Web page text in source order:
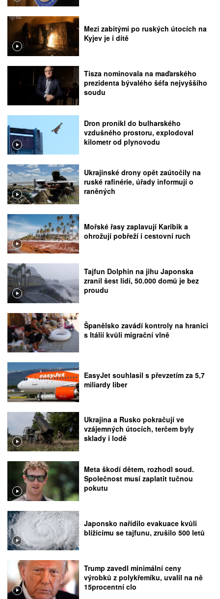
Mezi zabitými po ruských útocích na
Kyjev je i dítě
Tisza nominovala na maďarského
prezidenta bývalého šéfa nejvyššího
soudu
Dron pronikl do bulharského
vzdušného prostoru, explodoval
kilometr od plynovodu
Ukrajinské drony opět zaútočily na
ruské rafinérie, úřady informují o
raněných
Mořské řasy zaplavují Karibik a
ohrožují pobřeží i cestovní ruch
Tajfun Dolphin na jihu Japonska
zranil šest lidí, 50.000 domů je bez
proudu
Španělsko zavádí kontroly na hranici
s Itálií kvůli migrační vlně
EasyJet souhlasil s převzetím za 5,7
miliardy liber
Ukrajina a Rusko pokračují ve
vzájemných útocích, terčem byly
sklady i lodě
Meta škodí dětem, rozhodl soud.
Společnost musí zaplatit tučnou
pokutu
Japonsko nařídilo evakuace kvůli
blížícímu se tajfunu, zrušilo 500 letů
Trump zavedl minimální ceny
výrobků z polykřemíku, uvalil na ně
15procentní clo